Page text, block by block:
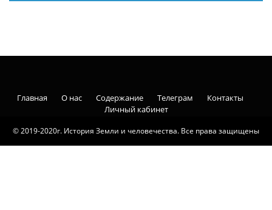
© 2019-2020г. История Земли и человечества. Все права защищены
Главная О нас Содержание Телеграм
Контакты
Личный кабинет